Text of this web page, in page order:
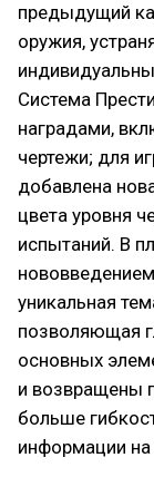
предыдущий
оружия,
Система
наградами,
чертежи; для
добавлена
цвета уровня
испытаний. В
уникальная
позволяющая
основных
и возвращены
больше
информации на